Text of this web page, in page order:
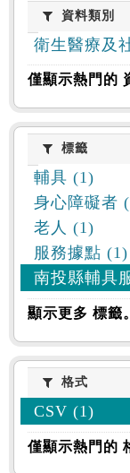
資料類別
資料類別
衛生醫療及
僅顯示熱門的
標籤標籤
輔具 (1)
身心障礙者
老人 (1)
服務據點 (1)
南投縣輔具
顯示更多 標籤。
格式格式
CSV (1)
僅顯示熱門的